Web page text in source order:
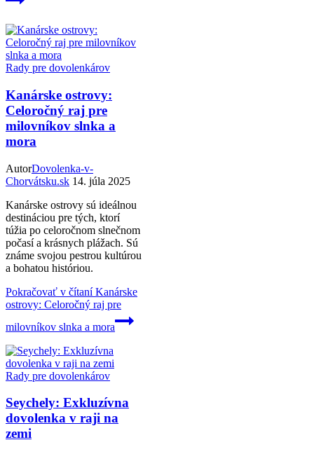
Rady pre dovolenkárov
Kanárske ostrovy:
Celoročný raj pre
milovníkov slnka a
mora
AutorDovolenka-v-
Chorvátsku.sk 14. júla 2025
Kanárske ostrovy sú ideálnou
destináciou pre tých, ktorí
túžia po celoročnom slnečnom
počasí a krásnych plážach. Sú
známe svojou pestrou kultúrou
a bohatou históriou.
Pokračovať v čítaníKanárske
ostrovy: Celoročný raj pre
milovníkov slnka a mora
Rady pre dovolenkárov
Seychely: Exkluzívna
dovolenka v raji na
zemi